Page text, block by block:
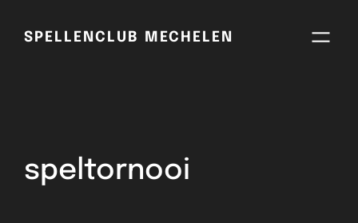
SPELLENCLUB MECHELEN
speltornooi